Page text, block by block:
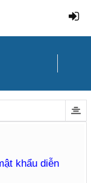
khẩu diễn